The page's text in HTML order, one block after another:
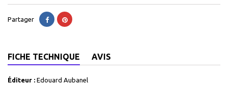
Partager
FICHE TECHNIQUE AVIS
Éditeur : Edouard Aubanel